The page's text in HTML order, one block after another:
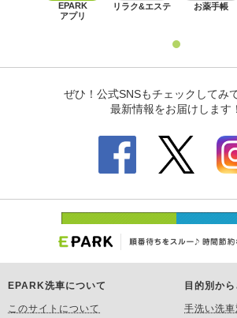
EPARK洗車について
このサイトについて
目的別か
手洗い洗